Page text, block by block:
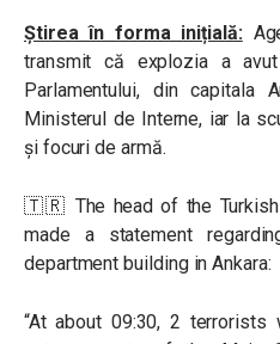
Știrea în forma inițială:
transmit că explozia a
Parlamentului, din capitala
Ministerul de Interne, iar la
și focuri de armă.
🇹🇷 The head of the
made a statement
department building in Ankara:
“At about 09:30, 2